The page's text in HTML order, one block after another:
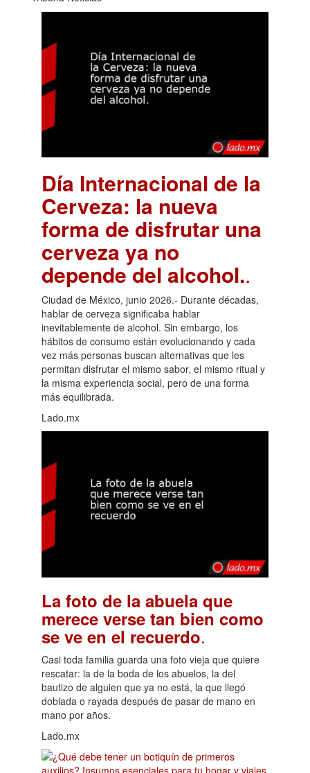
Día Internacional de la
Cerveza: la nueva
forma de disfrutar una
cerveza ya no
depende del alcohol..
Ciudad de México, junio 2026.- Durante décadas,
hablar de cerveza significaba hablar
inevitablemente de alcohol. Sin embargo, los
hábitos de consumo están evolucionando y cada
vez más personas buscan alternativas que les
permitan disfrutar el mismo sabor, el mismo ritual y
la misma experiencia social, pero de una forma
más equilibrada.
Lado.mx
La foto de la abuela que
merece verse tan bien como
se ve en el recuerdo.
Casi toda familia guarda una foto vieja que quiere
rescatar: la de la boda de los abuelos, la del
bautizo de alguien que ya no está, la que llegó
doblada o rayada después de pasar de mano en
mano por años.
Lado.mx